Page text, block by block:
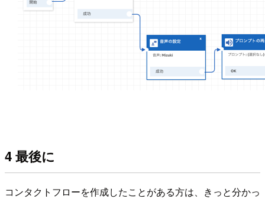
4 最後に
コンタクトフローを作成したことがある方は、きっと分かっ